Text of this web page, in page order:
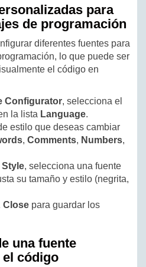
para
de programación
diferentes fuentes para
lo que puede ser
el código en
Configurator, selecciona el
la lista Language.
estilo que deseas cambiar
, Comments, Numbers,
Style, selecciona una fuente
su tamaño y estilo (negrita,
Close para guardar los
una fuente
el código